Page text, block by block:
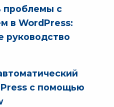
проблемы с
в WordPress:
руководство
с помощью